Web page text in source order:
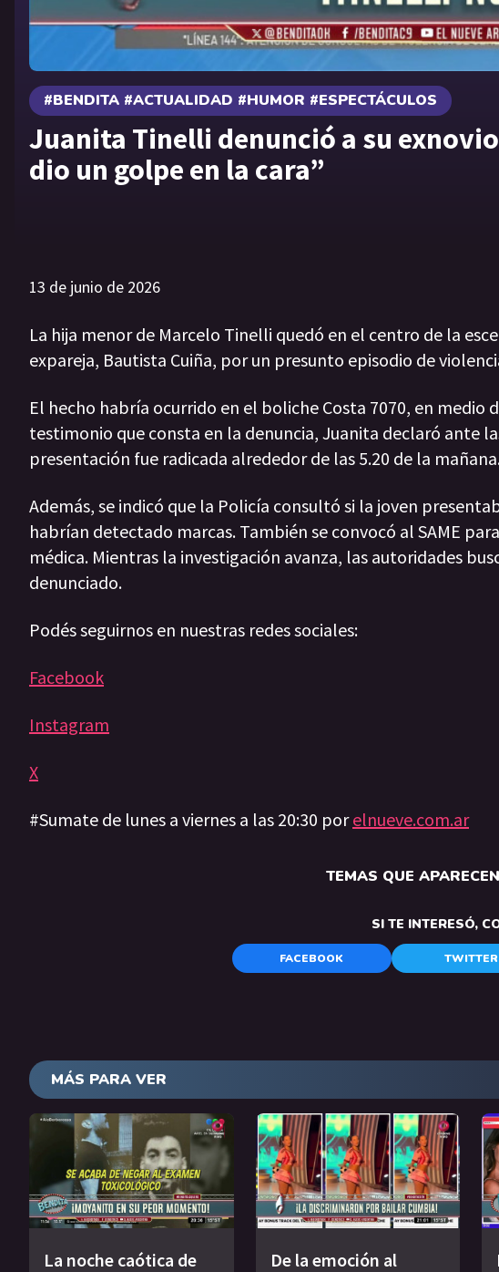
#BENDITA #ACTUALIDAD #HUMOR #ESPECTÁCULOS
Juanita Tinelli denunció a su
dio un golpe en la cara”
13 de junio de 2026
La hija menor de Marcelo Tinelli quedó en el centro de la
expareja, Bautista Cuiña, por un presunto episodio de
El hecho habría ocurrido en el boliche Costa 7070, en medio
testimonio que consta en la denuncia, Juanita declaró ante
presentación fue radicada alrededor de las 5.20 de la
Además, se indicó que la Policía consultó si la joven
habrían detectado marcas. También se convocó al SAME
médica. Mientras la investigación avanza, las autoridades
denunciado.
Podés seguirnos en nuestras redes sociales:
Facebook
Instagram
X
#Sumate de lunes a viernes a las 20:30 porelnueve.com.ar
TEMAS QUE
SI TE INTERESÓ,
FACEBOOK TWITTER
MÁS PARA VER
La noche caótica de
De la emoción al